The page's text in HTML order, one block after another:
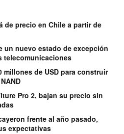
de precio en Chile a partir de
un nuevo estado de excepción
telecomunicaciones
millones de USD para construir
Pro 2, bajan su precio sin
frente al año pasado,
expectativas